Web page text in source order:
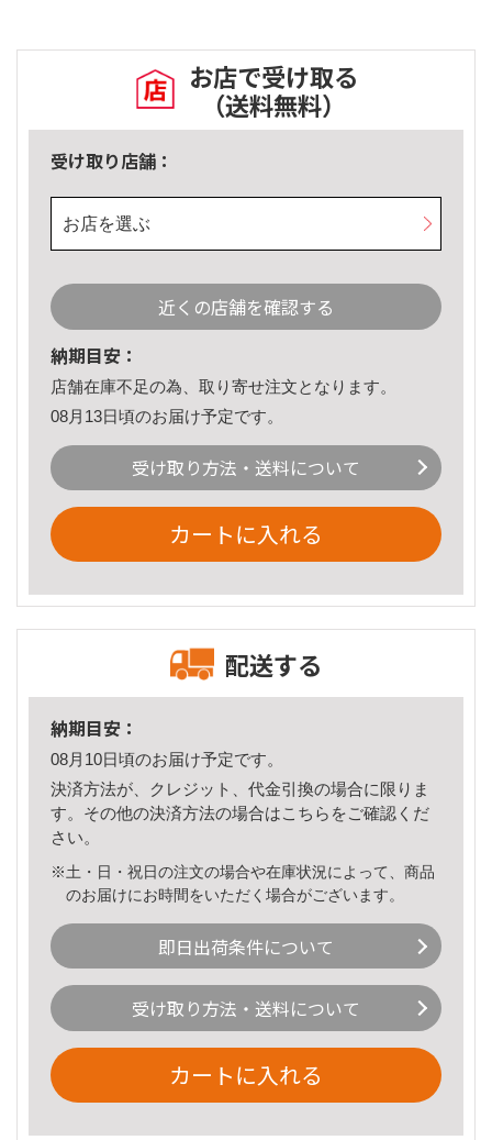
お店で受け取る
（送料無料）
受け取り店舗：
お店を選ぶ
近くの店舗を確認する
納期目安：
店舗在庫不足の為、取り寄せ注文となります。
08月13日頃のお届け予定です。
受け取り方法・送料について
カートに入れる
配送する
納期目安：
08月10日頃のお届け予定です。
決済方法が、クレジット、代金引換の場合に限りま
す。その他の決済方法の場合はこちら をご確認くだ
さい。
※土・日・祝日の注文の場合や在庫状況によって、商品
のお届けにお時間をいただく場合がございます。
即日出荷条件について
受け取り方法・送料について
カートに入れる